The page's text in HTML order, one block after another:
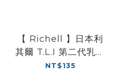
【 Richell 】日本利
其爾 T.L.I 第二代乳牙
刷系列 | 纖柔毛練習乳
NT$135